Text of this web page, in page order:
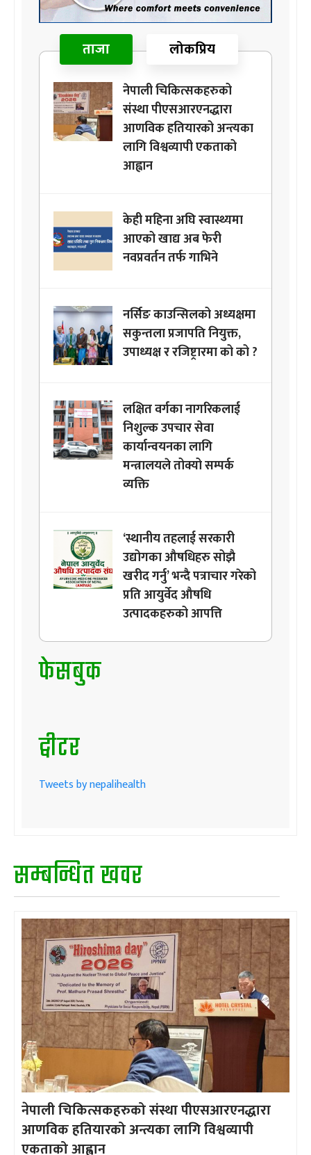
ताजा लोकप्रिय
नेपाली चिकित्सकहरुको
संस्था पीएसआरएनद्धारा
आणविक हतियारको अन्त्यका
लागि विश्वव्यापी एकताको
आह्वान
केही महिना अघि स्वास्थ्यमा
आएको खाद्य अब फेरी
नवप्रवर्तन तर्फ गाभिने
नर्सिङ काउन्सिलको अध्यक्षमा
सकुन्तला प्रजापति नियुक्त,
उपाध्यक्ष र रजिष्ट्रारमा को को ?
लक्षित वर्गका नागरिकलाई
निशुल्क उपचार सेवा
कार्यान्वयनका लागि
मन्त्रालयले तोक्यो सम्पर्क
व्यक्ति
‘स्थानीय तहलाई सरकारी
उद्योगका औषधिहरु सोझै
खरीद गर्नु’ भन्दै पत्राचार गरेको
प्रति आयुर्वेद औषधि
उत्पादकहरुको आपत्ति
फेसबुक
ट्वीटर
Tweets by nepalihealth
सम्बन्धित खवर
नेपाली चिकित्सकहरुको संस्था पीएसआरएनद्धारा
आणविक हतियारको अन्त्यका लागि विश्वव्यापी
एकताको आह्वान